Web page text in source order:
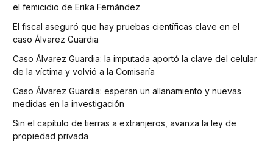
el femicidio de Erika Fernández
El fiscal aseguró que hay pruebas científicas clave en el
caso Álvarez Guardia
Caso Álvarez Guardia: la imputada aportó la clave del celular
de la víctima y volvió a la Comisaría
Caso Álvarez Guardia: esperan un allanamiento y nuevas
medidas en la investigación
Sin el capítulo de tierras a extranjeros, avanza la ley de
propiedad privada